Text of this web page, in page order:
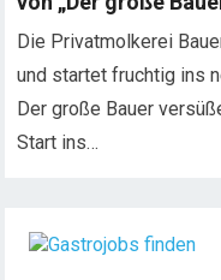
Die Privatmolkerei
und startet fruchtig ins
Der große Bauer
Start ins…